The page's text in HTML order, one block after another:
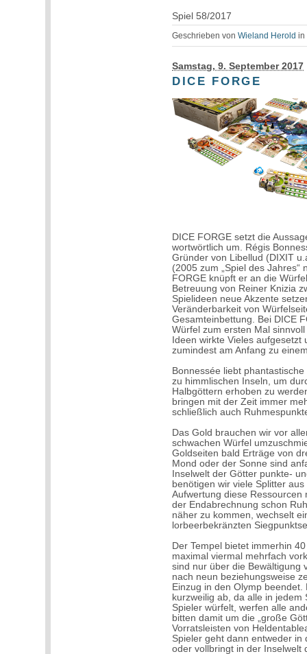
Spiel 58/2017
Geschrieben vonWieland Herold in
Samstag, 9. September 2017
DICE FORGE
DICE FORGE setzt die
wortwörtlich um. Régis
Gründer von Libellud (DIXIT
(2005 zum „Spiel des Jahres“
FORGE knüpft er an die
Betreuung von Reiner Knizia
Spielideen neue Akzente
Veränderbarkeit von
Gesamteinbettung. Bei DICE
Würfel zum ersten Mal
Ideen wirkte Vieles aufgesetzt
zumindest am Anfang zu
Bonnessée liebt
zu himmlischen Inseln, um
Halbgöttern erhoben zu
bringen mit der Zeit immer
schließlich auch
Das Gold brauchen wir vor
schwachen Würfel
Goldseiten bald Erträge von
Mond oder der Sonne sind
Inselwelt der Götter punkte-
benötigen wir viele Splitter
Aufwertung diese
der Endabrechnung schon
näher zu kommen, wechselt
lorbeerbekränzten
Der Tempel bietet immerhin
maximal viermal mehrfach
sind nur über die Bewältigung
nach neun beziehungsweise
Einzug in den Olymp
kurzweilig ab, da alle in
Spieler würfelt, werfen alle
bitten damit um die „große
Vorratsleisten von
Spieler geht dann entweder in
oder vollbringt in der Inselwelt